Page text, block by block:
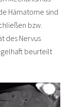
Hämatome sind
bzw.
des Nervus
beurteilt